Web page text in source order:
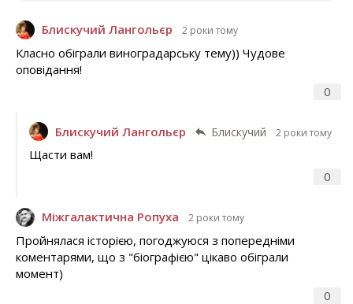
Блискучий Лангольєр 2 роки тому
0
Класно обіграли виноградарську тему)) Чудове
оповідання!
Блискучий Лангольєр Блискучий 2 роки тому
0
Щасти вам!
Міжгалактична Ропуха 2 роки тому
0
Пройнялася історією, погоджуюся з попередніми
коментарями, що з "біографією" цікаво обіграли
момент)